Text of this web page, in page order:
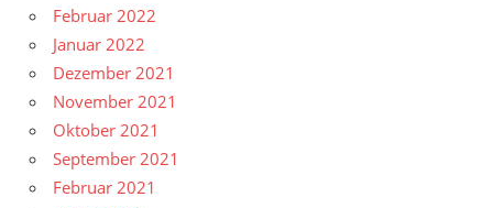
Februar 2022
Januar 2022
Dezember 2021
November 2021
Oktober 2021
September 2021
Februar 2021